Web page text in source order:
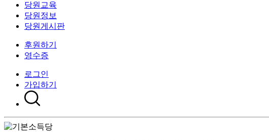
당원교육
당원정보
당원게시판
후원하기
영수증
로그인
가입하기